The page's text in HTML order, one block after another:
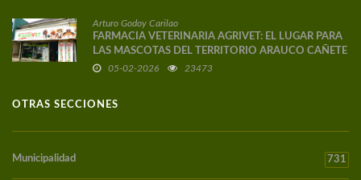
Arturo Godoy Carilao
FARMACIA VETERINARIA AGRIVET: EL LUGAR PARA
LAS MASCOTAS DEL TERRITORIO ARAUCO CAÑETE
05-02-2026 23473
OTRAS SECCIONES
Municipalidad 731